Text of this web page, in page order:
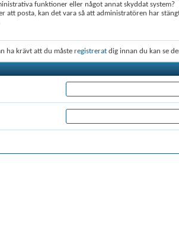
funktioner eller något annat skyddat system?
att posta, kan det vara så att administratören har
ha krävt att du måste registrerat dig innan du kan se